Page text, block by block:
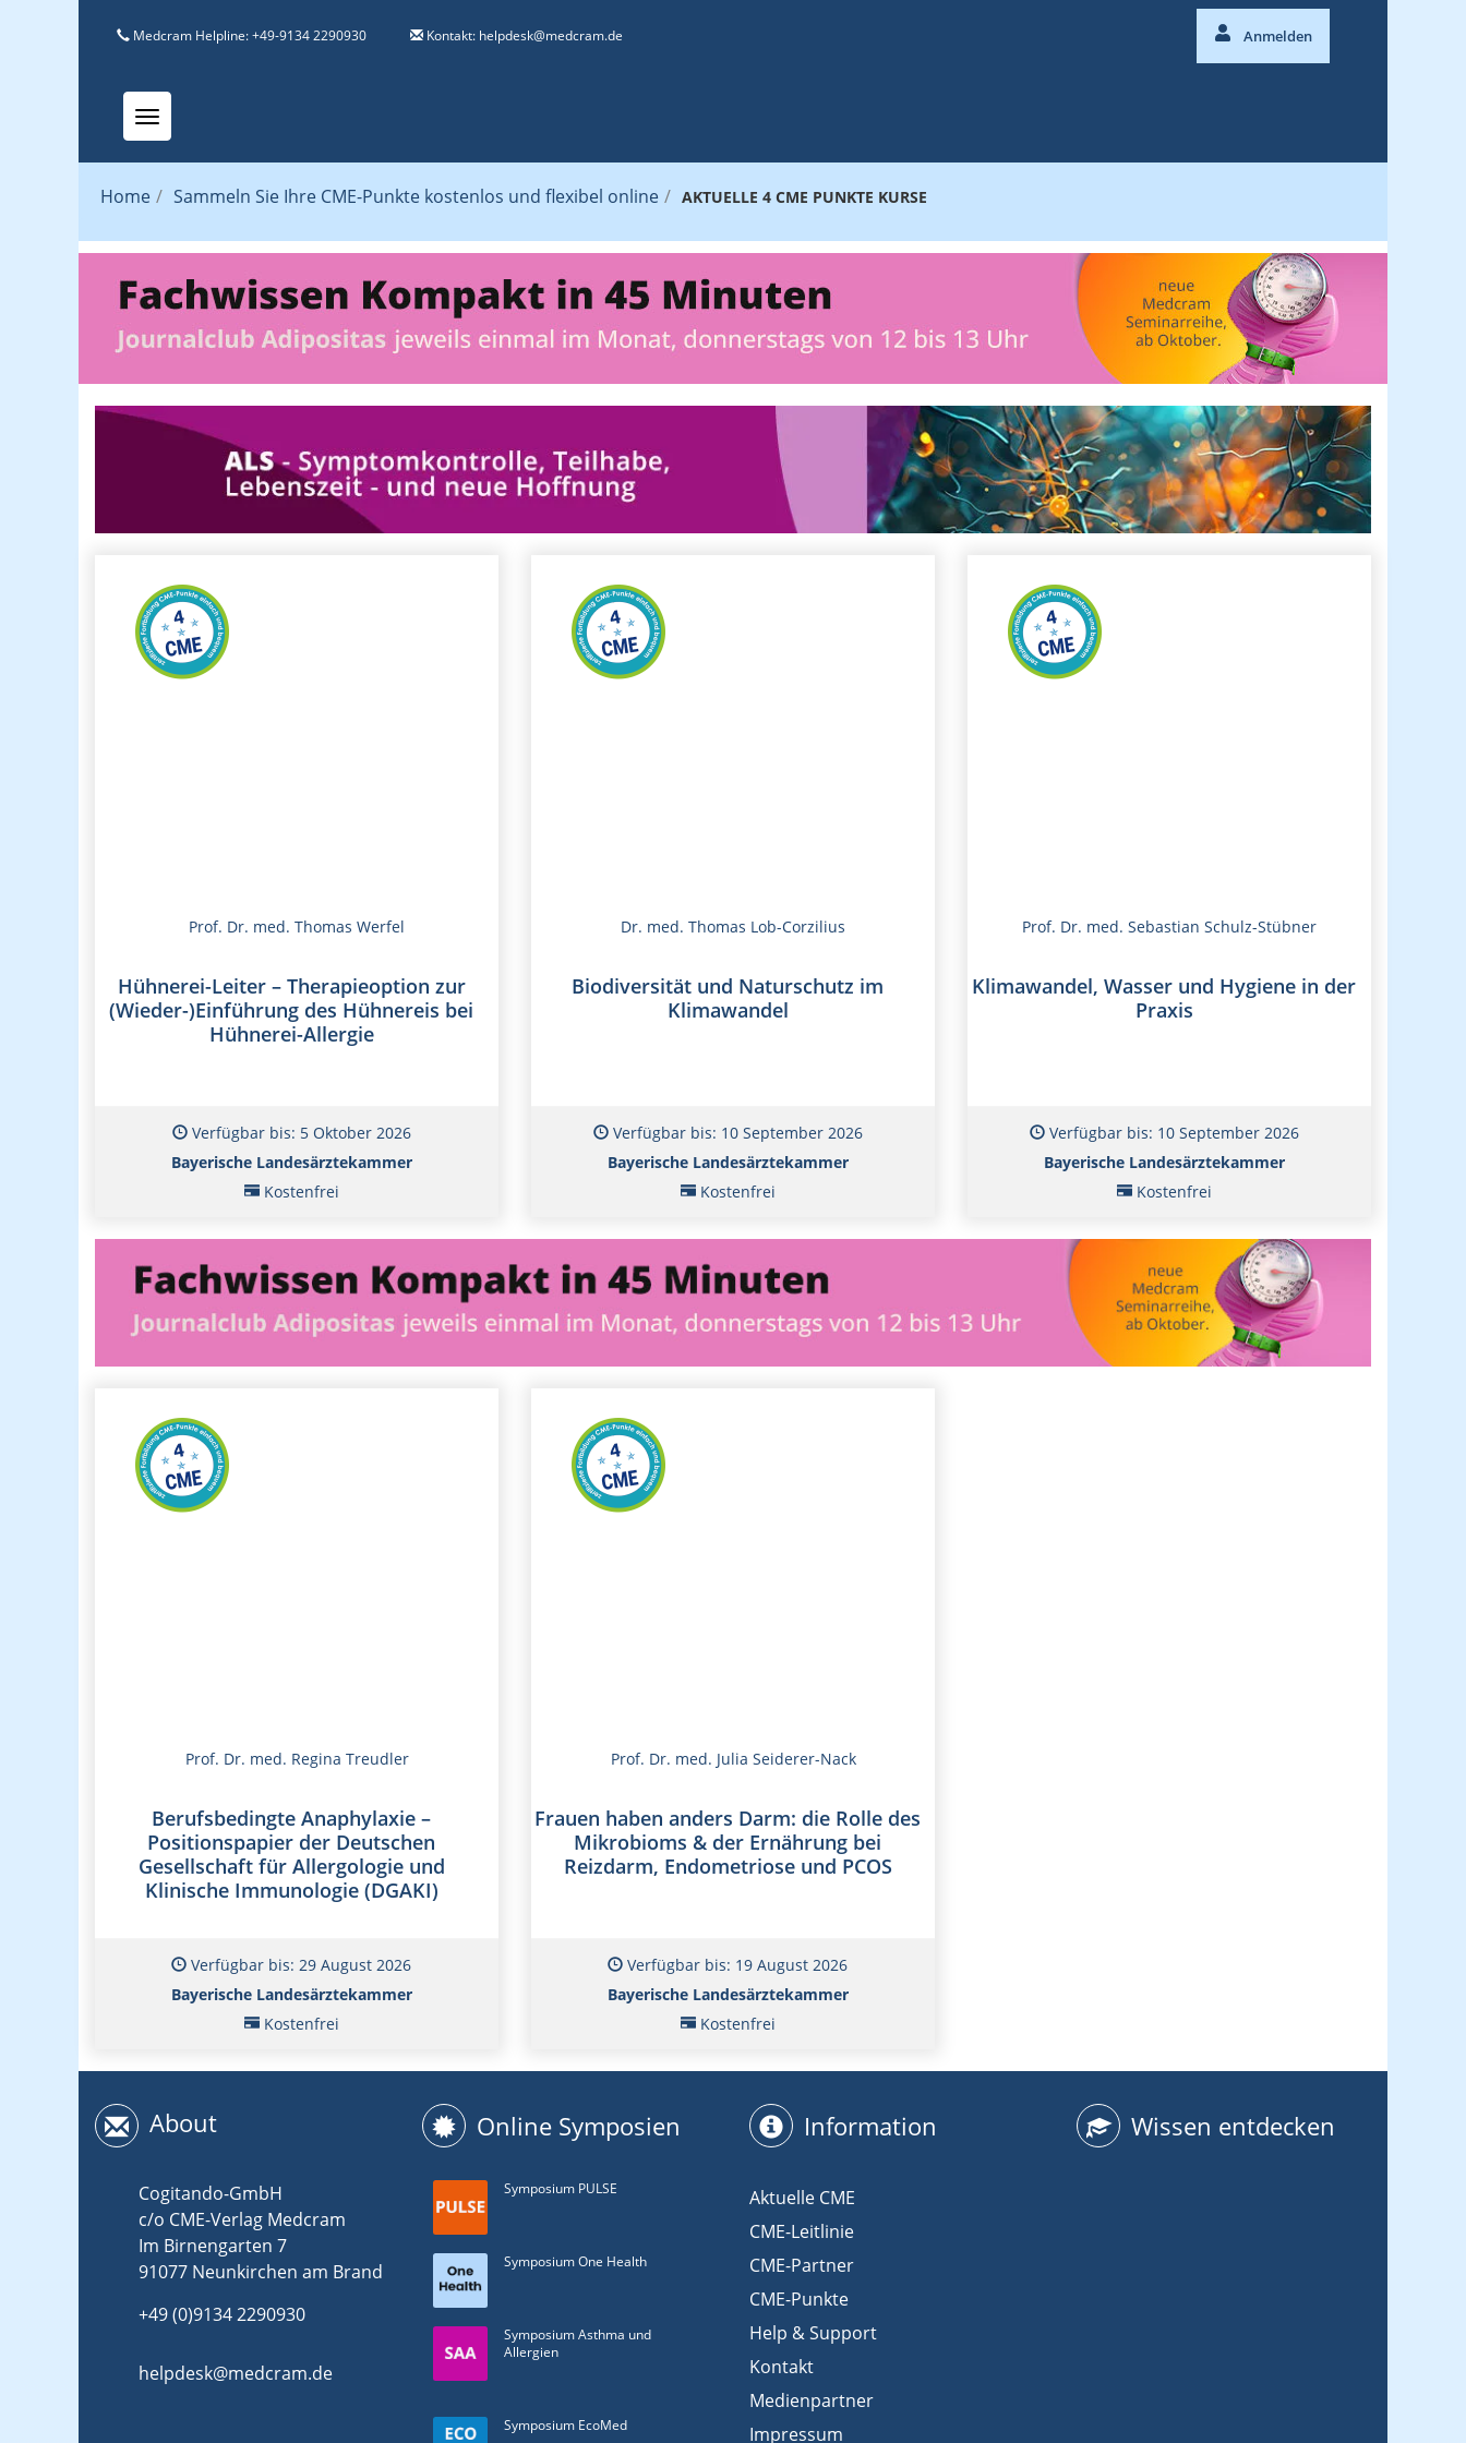
Medcram Helpline: +49-9134 2290930 Kontakt: helpdesk@medcram.de Anmelden
Toggle navigation
Home / Sammeln Sie Ihre CME-Punkte kostenlos und flexibel online / AKTUELLE 4 CME PUNKTE KURSE
Prof. Dr. med. Thomas Werfel
Hühnerei-Leiter – Therapieoption zur
(Wieder-)Einführung des Hühnereis bei
Hühnerei-Allergie
Verfügbar bis: 5 Oktober 2026
Bayerische Landesärztekammer
Kostenfrei
Dr. med. Thomas Lob-Corzilius
Biodiversität und Naturschutz im
Klimawandel
Verfügbar bis: 10 September 2026
Bayerische Landesärztekammer
Kostenfrei
Prof. Dr. med. Sebastian Schulz-Stübner
Klimawandel, Wasser und Hygiene in der
Praxis
Verfügbar bis: 10 September 2026
Bayerische Landesärztekammer
Kostenfrei
Prof. Dr. med. Regina Treudler
Berufsbedingte Anaphylaxie –
Positionspapier der Deutschen
Gesellschaft für Allergologie und
Klinische Immunologie (DGAKI)
Verfügbar bis: 29 August 2026
Bayerische Landesärztekammer
Kostenfrei
Prof. Dr. med. Julia Seiderer-Nack
Frauen haben anders Darm: die Rolle des
Mikrobioms & der Ernährung bei
Reizdarm, Endometriose und PCOS
Verfügbar bis: 19 August 2026
Bayerische Landesärztekammer
Kostenfrei
About
Cogitando-GmbH
c/o CME-Verlag Medcram
Im Birnengarten 7
91077 Neunkirchen am Brand
+49 (0)9134 2290930
helpdesk@medcram.de
Online Symposien
Symposium PULSE
Symposium One Health
Symposium Asthma und
Allergien
Symposium EcoMed
Information
Aktuelle CME
CME-Leitlinie
CME-Partner
CME-Punkte
Help & Support
Kontakt
Medienpartner
Impressum
Wissen entdecken